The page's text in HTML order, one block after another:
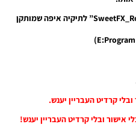
2. נעתיק את הקבצים שנמצאים בתיקיה “RESHADE” ו”SweetFX_RealColors” לתיקיה איפה שמותקן